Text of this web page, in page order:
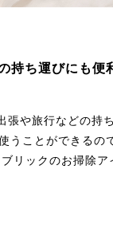
持ち運びにも便
張や旅行などの持
うことができるの
リックのお掃除